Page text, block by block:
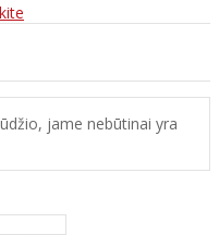
jame nebūtinai yra